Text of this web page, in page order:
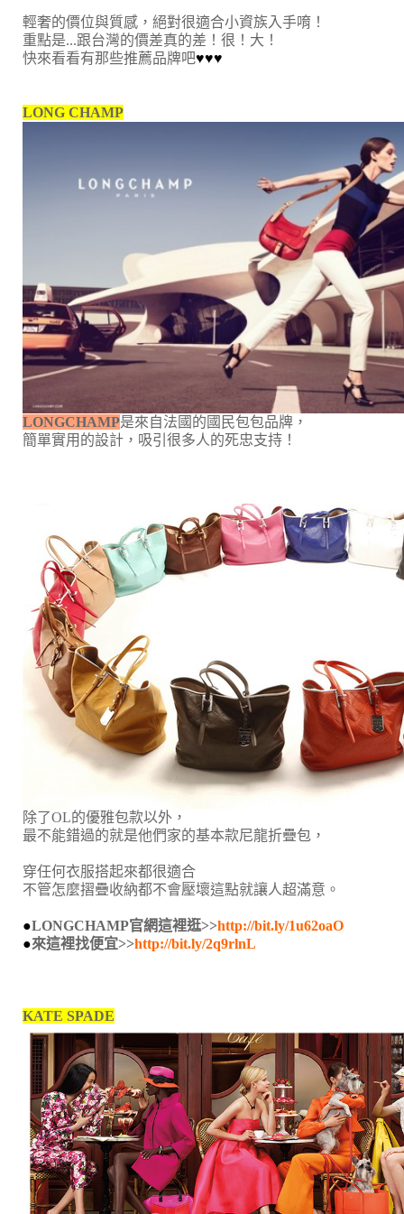
輕奢的價位與質感，絕對很適合小資族入手唷！
重點是...跟台灣的價差真的差！很！大！
快來看看有那些推薦品牌吧♥♥♥
LONG CHAMP
LONGCHAMP是來自法國的國民包包品牌，
簡單實用的設計，吸引很多人的死忠支持！
除了OL的優雅包款以外，
最不能錯過的就是他們家的基本款尼龍折疊包，
穿任何衣服搭起來都很適合
不管怎麼摺疊收納都不會壓壞這點就讓人超滿意。
●LONGCHAMP官網這裡逛>>http://bit.ly/1u62oaO
●來這裡找便宜>>http://bit.ly/2q9rlnL
KATE SPADE